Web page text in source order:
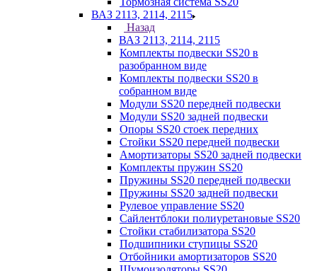
ВАЗ 2113, 2114, 2115
Назад
ВАЗ 2113, 2114, 2115
Комплекты подвески SS20 в
разобранном виде
Комплекты подвески SS20 в
собранном виде
Модули SS20 передней подвески
Модули SS20 задней подвески
Опоры SS20 стоек передних
Стойки SS20 передней подвески
Амортизаторы SS20 задней подвески
Комплекты пружин SS20
Пружины SS20 передней подвески
Пружины SS20 задней подвески
Рулевое управление SS20
Сайлентблоки полиуретановые SS20
Стойки стабилизатора SS20
Подшипники ступицы SS20
Отбойники амортизаторов SS20